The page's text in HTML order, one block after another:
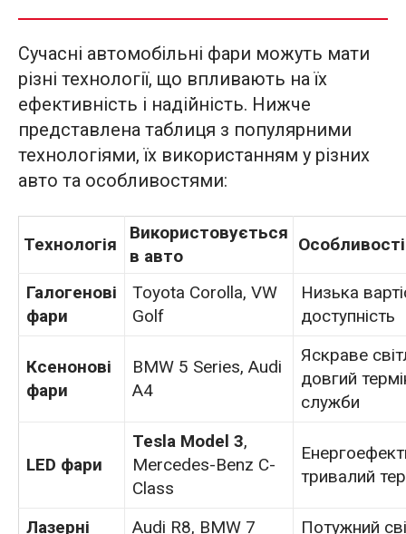
Сучасні автомобільні фари можуть мати
різні технології, що впливають на їх
ефективність і надійність. Нижче
представлена таблиця з популярними
технологіями, їх використанням у різних
авто та особливостями:
Технологія
Використовується
в авто
Особливості
Галогенові
фари
Toyota Corolla, VW
Golf
Низька
доступність
Ксенонові
фари
BMW 5 Series, Audi
A4
Яскраве
довгий
служби
LED фари
Tesla Model 3,
Mercedes-Benz C-
Class
тривалий
Лазерні Audi R8, BMW 7 Потужний